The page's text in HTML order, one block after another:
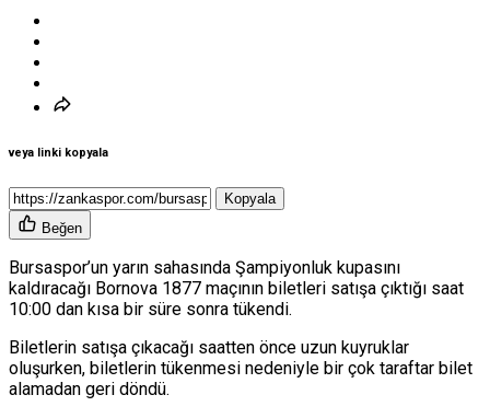
veya linki kopyala
Kopyala
Beğen
Bursaspor’un yarın sahasında Şampiyonluk kupasını
kaldıracağı Bornova 1877 maçının biletleri satışa çıktığı saat
10:00 dan kısa bir süre sonra tükendi.
Biletlerin satışa çıkacağı saatten önce uzun kuyruklar
oluşurken, biletlerin tükenmesi nedeniyle bir çok taraftar bilet
alamadan geri döndü.